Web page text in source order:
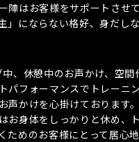
陣はお客様をサポートさせ
」にならない格好、身だし
、休憩中のお声かけ、空間
パフォーマンスでトレーニ
声かけを心掛けております。
お身体をしっかりと休め、
ためのお客様にとって居心